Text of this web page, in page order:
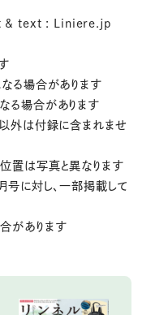
& text : Liniere.jp
る場合があります
る場合があります
外は付録に含まれませ
置は写真と異なります
号に対し、一部掲載して
があります